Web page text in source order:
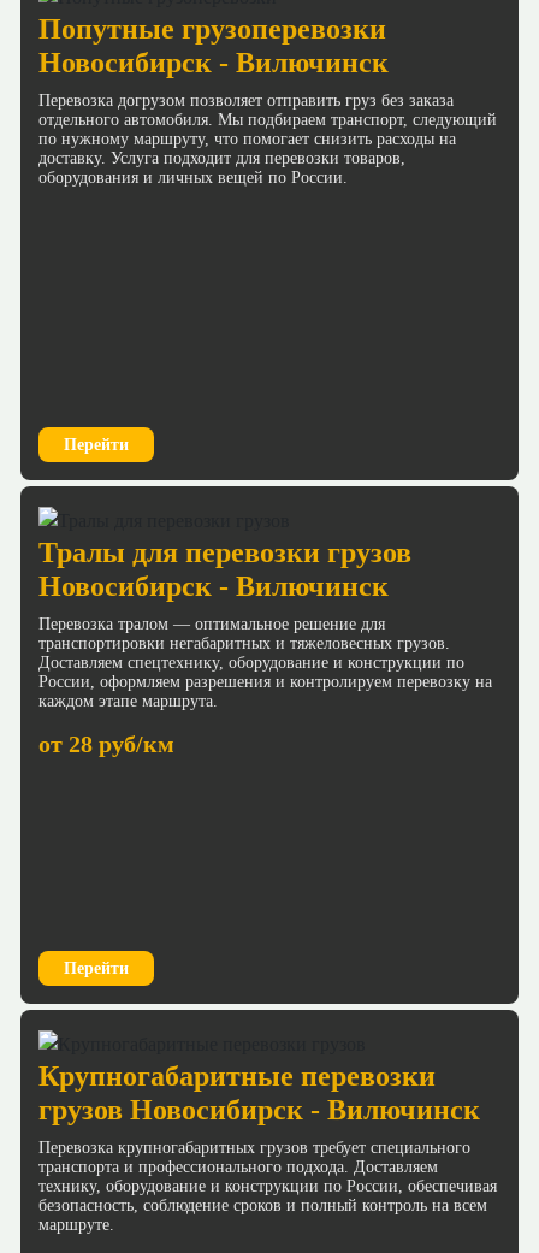
Попутные грузоперевозки
Новосибирск - Вилючинск
Перевозка догрузом позволяет отправить груз без заказа
отдельного автомобиля. Мы подбираем транспорт, следующий
по нужному маршруту, что помогает снизить расходы на
доставку. Услуга подходит для перевозки товаров,
оборудования и личных вещей по России.
Перейти
Тралы для перевозки грузов
Новосибирск - Вилючинск
Перевозка тралом — оптимальное решение для
транспортировки негабаритных и тяжеловесных грузов.
Доставляем спецтехнику, оборудование и конструкции по
России, оформляем разрешения и контролируем перевозку на
каждом этапе маршрута.
от 28 руб/км
Перейти
Крупногабаритные перевозки
грузов Новосибирск - Вилючинск
Перевозка крупногабаритных грузов требует специального
транспорта и профессионального подхода. Доставляем
технику, оборудование и конструкции по России, обеспечивая
безопасность, соблюдение сроков и полный контроль на всем
маршруте.